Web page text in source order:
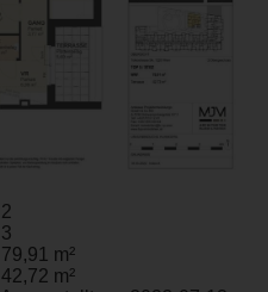
2
3
79,91 m²
42,72 m²